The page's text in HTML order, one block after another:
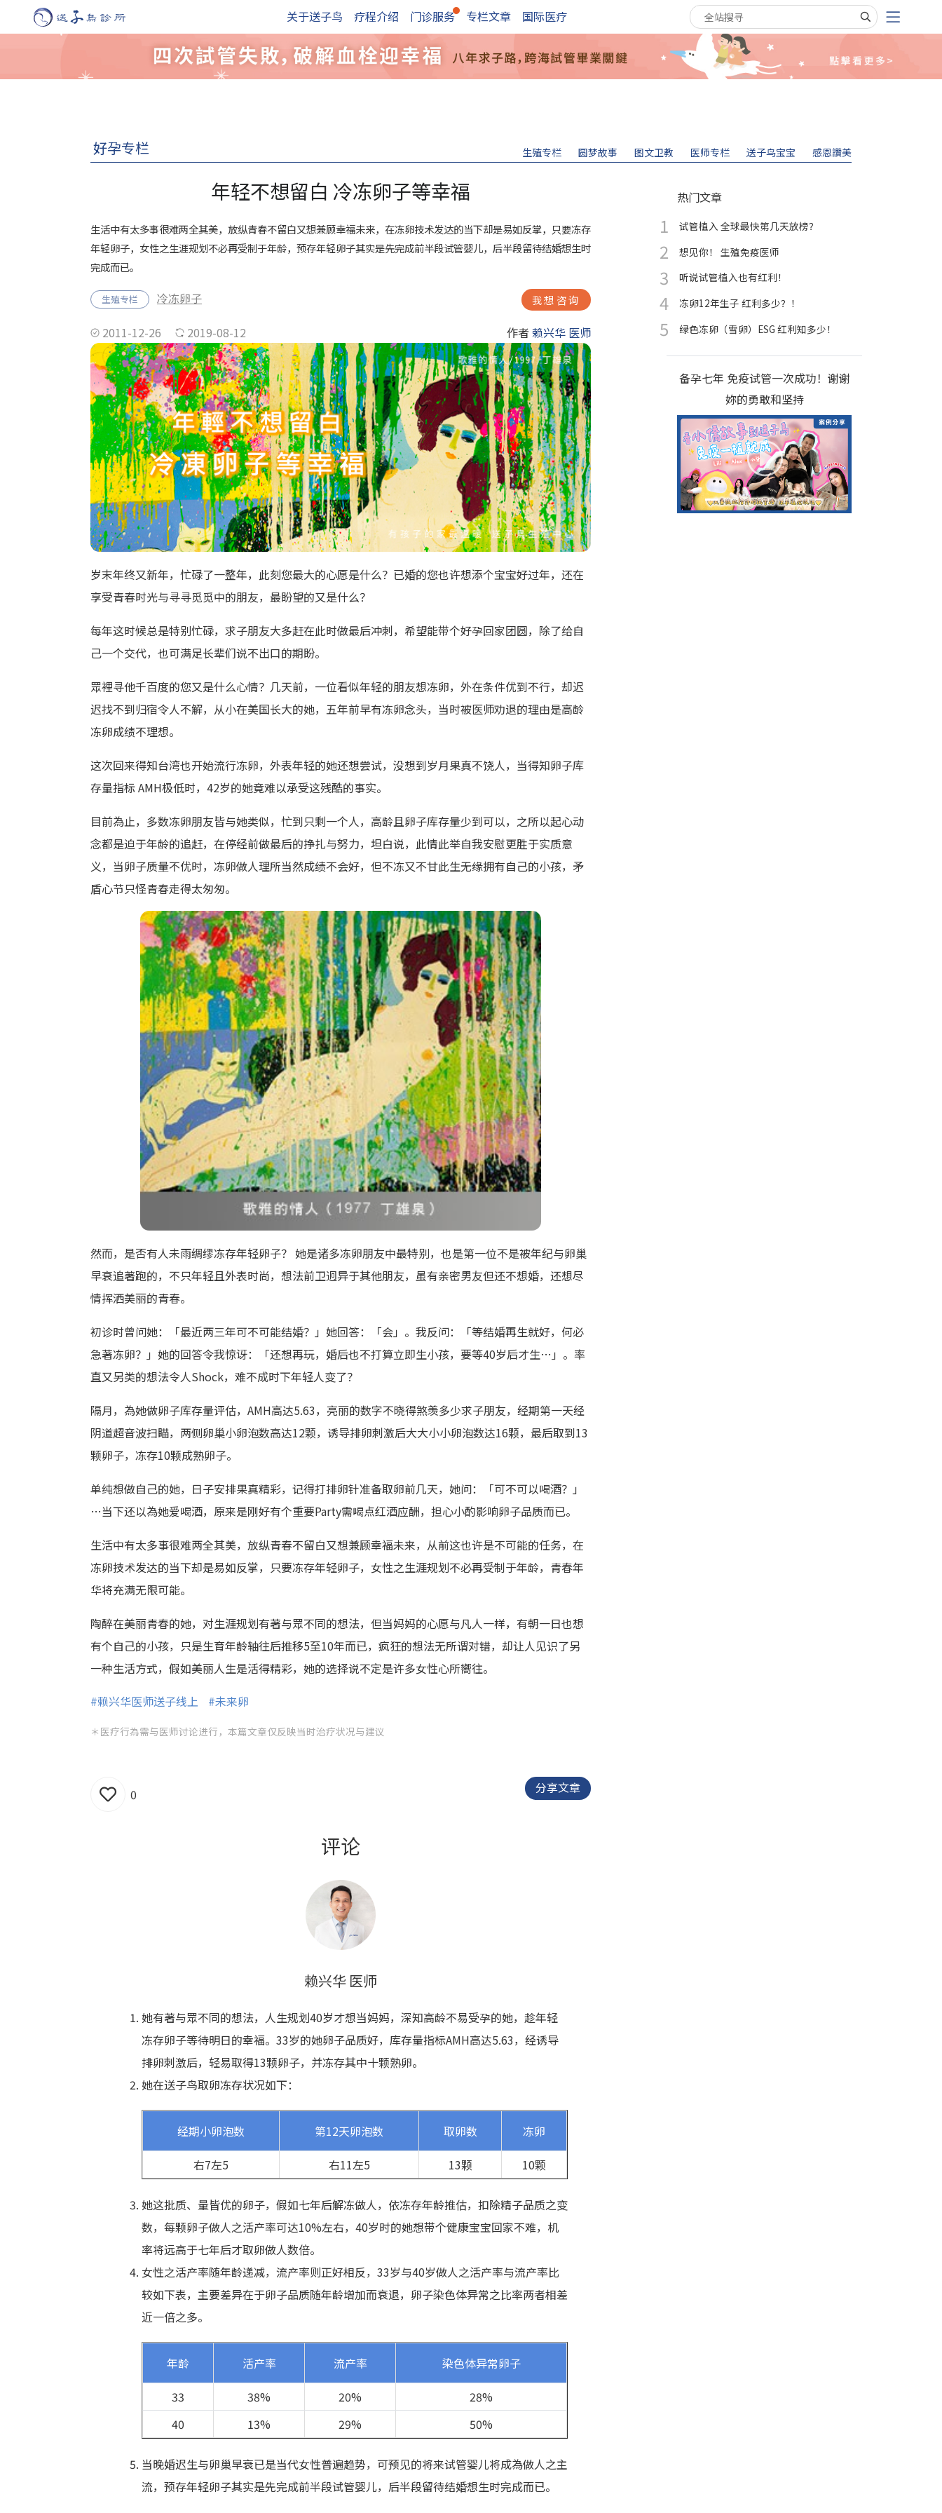
关于送子鸟 疗程介绍 门诊服务 专栏文章 国际医疗 搜寻关键字
好孕专栏 生殖专栏 圆梦故事 图文卫教 医师专栏 送子鸟宝宝 感恩讚美
年轻不想留白 冷冻卵子等幸福
生活中有太多事很难两全其美，放纵青春不留白又想兼顾幸福未来，在冻卵技术发达的当下却是易如反掌，只要冻存
年轻卵子，女性之生涯规划不必再受制于年龄，预存年轻卵子其实是先完成前半段试管婴儿，后半段留待结婚想生时
完成而已。
生殖专栏 冷冻卵子 我想咨询
2011-12-26 2019-08-12 作者 赖兴华 医师
岁末年终又新年，忙碌了一整年，此刻您最大的心愿是什么？已婚的您也许想添个宝宝好过年，还在
享受青春时光与寻寻觅觅中的朋友，最盼望的又是什么？
每年这时候总是特别忙碌，求子朋友大多赶在此时做最后冲刺，希望能带个好孕回家团圆，除了给自
己一个交代，也可满足长辈们说不出口的期盼。
眾裡寻他千百度的您又是什么心情？几天前，一位看似年轻的朋友想冻卵，外在条件优到不行，却迟
迟找不到归宿令人不解，从小在美国长大的她，五年前早有冻卵念头，当时被医师劝退的理由是高龄
冻卵成绩不理想。
这次回来得知台湾也开始流行冻卵，外表年轻的她还想尝试，没想到岁月果真不饶人，当得知卵子库
存量指标 AMH极低时，42岁的她竟难以承受这残酷的事实。
目前為止，多数冻卵朋友皆与她类似，忙到只剩一个人，高龄且卵子库存量少到可以，之所以起心动
念都是迫于年龄的追赶，在停经前做最后的挣扎与努力，坦白说，此情此举自我安慰更胜于实质意
义，当卵子质量不优时，冻卵做人理所当然成绩不会好，但不冻又不甘此生无缘拥有自己的小孩，矛
盾心节只怪青春走得太匆匆。
然而，是否有人未雨绸缪冻存年轻卵子？ 她是诸多冻卵朋友中最特别，也是第一位不是被年纪与卵巢
早衰追著跑的，不只年轻且外表时尚，想法前卫迥异于其他朋友，虽有亲密男友但还不想婚，还想尽
情挥洒美丽的青春。
初诊时曾问她：「最近两三年可不可能结婚？」她回答：「会」。我反问：「等结婚再生就好，何必
急著冻卵？」她的回答令我惊讶：「还想再玩，婚后也不打算立即生小孩，要等40岁后才生…」。率
直又另类的想法令人Shock，难不成时下年轻人变了？
隔月，為她做卵子库存量评估，AMH高达5.63，亮丽的数字不晓得煞羡多少求子朋友，经期第一天经
阴道超音波扫瞄，两侧卵巢小卵泡数高达12颗，诱导排卵刺激后大大小小卵泡数达16颗，最后取到13
颗卵子，冻存10颗成熟卵子。
单纯想做自己的她，日子安排果真精彩，记得打排卵针准备取卵前几天，她问：「可不可以喝酒？」
…当下还以為她爱喝酒，原来是刚好有个重要Party需喝点红酒应酬，担心小酌影响卵子品质而已。
生活中有太多事很难两全其美，放纵青春不留白又想兼顾幸福未来，从前这也许是不可能的任务，在
冻卵技术发达的当下却是易如反掌，只要冻存年轻卵子，女性之生涯规划不必再受制于年龄，青春年
华将充满无限可能。
陶醉在美丽青春的她，对生涯规划有著与眾不同的想法，但当妈妈的心愿与凡人一样，有朝一日也想
有个自己的小孩，只是生育年龄轴往后推移5至10年而已，疯狂的想法无所谓对错，却让人见识了另
一种生活方式，假如美丽人生是活得精彩，她的选择说不定是许多女性心所嚮往。
#赖兴华医师送子线上
#未来卵
＊医疗行為需与医师讨论进行，本篇文章仅反映当时治疗状况与建议
0 分享文章
评论
赖兴华 医师
她有著与眾不同的想法，人生规划40岁才想当妈妈，深知高龄不易受孕的她，趁年轻
冻存卵子等待明日的幸福。33岁的她卵子品质好，库存量指标AMH高达5.63，经诱导
排卵刺激后，轻易取得13颗卵子，并冻存其中十颗熟卵。
她在送子鸟取卵冻存状况如下：
经期小卵泡数 第12天卵泡数 取卵数
冻卵
右7左5
右11左5 13颗 10颗
她这批质、量皆优的卵子，假如七年后解冻做人，依冻存年龄推估，扣除精子品质之变
数，每颗卵子做人之活产率可达10%左右，40岁时的她想带个健康宝宝回家不难，机
率将远高于七年后才取卵做人数倍。
女性之活产率随年龄递减，流产率则正好相反，33岁与40岁做人之活产率与流产率比
较如下表，主要差异在于卵子品质随年龄增加而衰退，卵子染色体异常之比率两者相差
近一倍之多。
年龄 活产率 流产率
染色体异常卵子
33
38% 20%
28%
40
13% 29% 50%
当晚婚迟生与卵巢早衰已是当代女性普遍趋势，可预见的将来试管婴儿将成為做人之主
流，预存年轻卵子其实是先完成前半段试管婴儿，后半段留待结婚想生时完成而已。
热门文章
试管植入 全球最快第几天放榜？
想见你！ 生殖免疫医师
听说试管植入也有红利！
冻卵12年生子 红利多少？！
绿色冻卵（雪卵）ESG 红利知多少！
备孕七年 免疫试管一次成功！谢谢
妳的勇敢和坚持